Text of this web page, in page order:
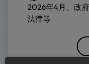
2026年4月、政
法律等